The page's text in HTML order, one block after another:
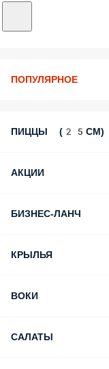
ПОПУЛЯРНОЕ
ПИЦЦЫ (25СМ)
АКЦИИ
БИЗНЕС-ЛАНЧ
КРЫЛЬЯ
ВОКИ
САЛАТЫ